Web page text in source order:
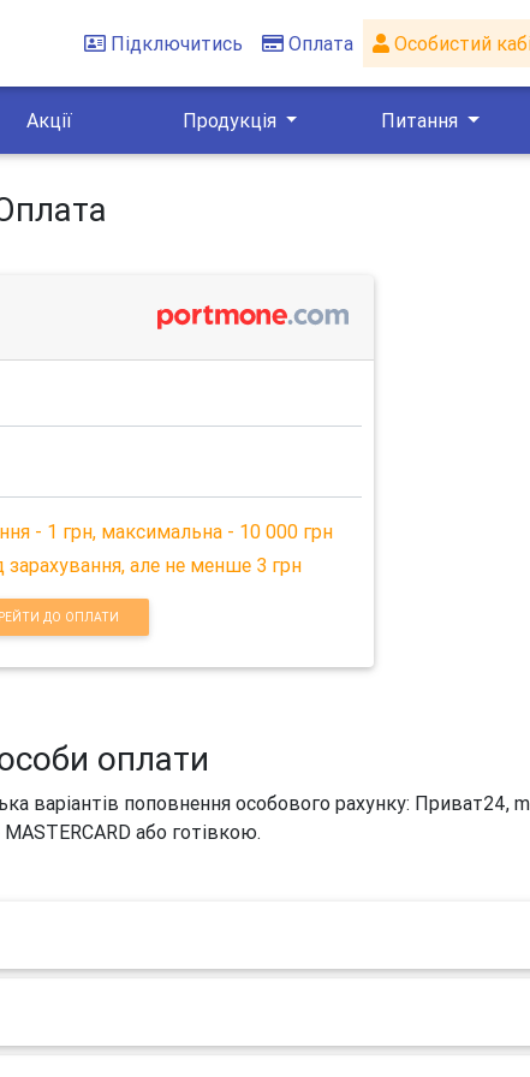
Підключитись Оплата Особистий
Акції Продукція Питання
- 1 грн, максимальна - 10 000 грн
зарахування, але не менше 3 грн
ДО ОПЛАТИ
оплати
варіантів поповнення особового рахунку: Приват24,
або готівкою.